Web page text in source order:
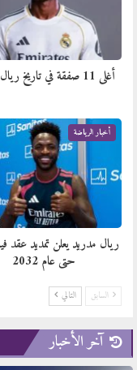
أغلى 11 صفقة في تاريخ ريال مدريد
أخبار الرياضة
ريال مدريد يعلن تمديد عقد
حتى عام 2032
السابق التالي
آخر الأخبار